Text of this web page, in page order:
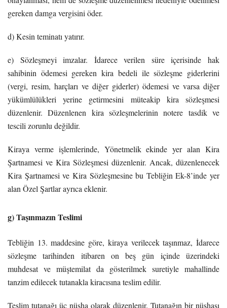
gereken damga vergisini öder.
d) Kesin teminatı yatırır.
e) Sözleşmeyi imzalar. İdarece verilen süre içerisinde hak
sahibinin ödemesi gereken kira bedeli ile sözleşme giderlerini
(vergi, resim, harçları ve diğer giderler) ödemesi ve varsa diğer
yükümlülükleri yerine getirmesini müteakip kira sözleşmesi
düzenlenir. Düzenlenen kira sözleşmelerinin notere tasdik ve
tescili zorunlu değildir.
Kiraya verme işlemlerinde, Yönetmelik ekinde yer alan Kira
Şartnamesi ve Kira Sözleşmesi düzenlenir. Ancak, düzenlenecek
Kira Şartnamesi ve Kira Sözleşmesine bu Tebliğin Ek-8’inde yer
alan Özel Şartlar ayrıca eklenir.
g) Taşınmazın Teslimi
Tebliğin 13. maddesine göre, kiraya verilecek taşınmaz, İdarece
sözleşme tarihinden itibaren on beş gün içinde üzerindeki
muhdesat ve müştemilat da gösterilmek suretiyle mahallinde
tanzim edilecek tutanakla kiracısına teslim edilir.
Teslim tutanağı üç nüsha olarak düzenlenir. Tutanağın bir nüshası